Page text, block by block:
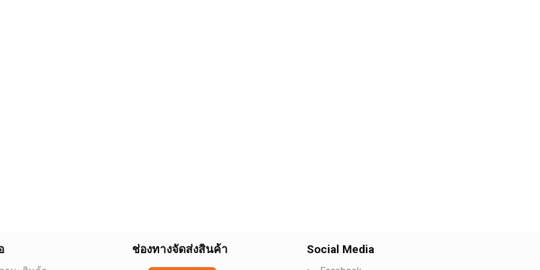
ช่องทางจัดส่งสินค้า Social Media